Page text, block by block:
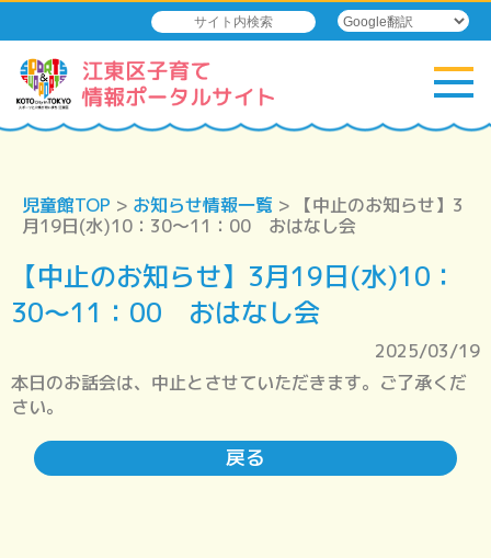
児童館TOP > お知らせ情報一覧 > 【中止のお知らせ】3
月19日(水)10：30～11：00 おはなし会
【中止のお知らせ】3月19日(水)10：
30～11：00 おはなし会
2025/03/19
本日のお話会は、中止とさせていただきます。ご了承くだ
さい。
戻る